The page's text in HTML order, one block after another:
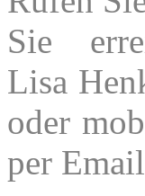
Sie
Lisa
oder
per Email